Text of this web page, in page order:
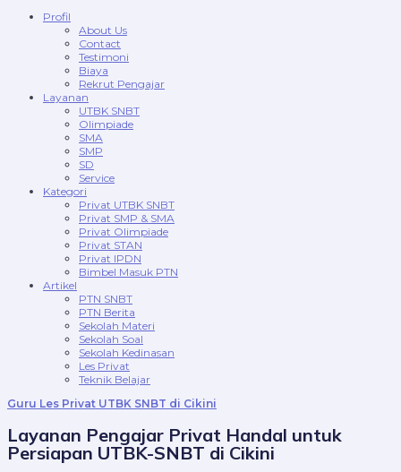
Profil
About Us
Contact
Testimoni
Biaya
Rekrut Pengajar
Layanan
UTBK SNBT
Olimpiade
SMA
SMP
SD
Service
Kategori
Privat UTBK SNBT
Privat SMP & SMA
Privat Olimpiade
Privat STAN
Privat IPDN
Bimbel Masuk PTN
Artikel
PTN SNBT
PTN Berita
Sekolah Materi
Sekolah Soal
Sekolah Kedinasan
Les Privat
Teknik Belajar
Guru Les Privat UTBK SNBT di Cikini
Layanan Pengajar Privat Handal untuk
Persiapan UTBK-SNBT di Cikini